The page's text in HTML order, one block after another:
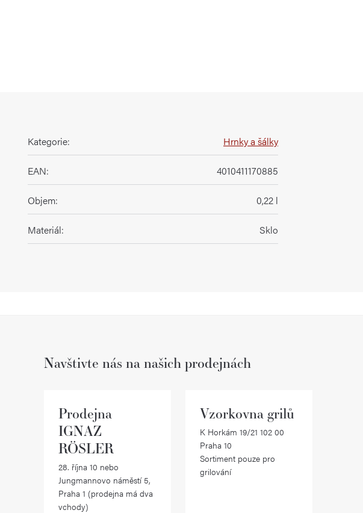
Kategorie: Hrnky a šálky
EAN: 4010411170885
Objem: 0,22 l
Materiál: Sklo
Navštivte nás na našich prodejnách
Prodejna
IGNAZ
RÖSLER
28. října 10 nebo
Jungmannovo náměstí 5,
Praha 1 (prodejna má dva
vchody)
Vzorkovna grilů
K Horkám 19/21 102 00
Praha 10
Sortiment pouze pro
grilování